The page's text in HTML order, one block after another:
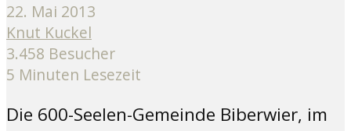
22. Mai 2013
Knut Kuckel
3.458 Besucher
5 Minuten Lesezeit
Die 600-Seelen-Gemeinde Biberwier, im